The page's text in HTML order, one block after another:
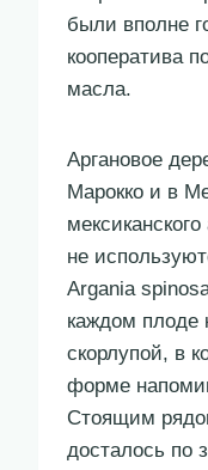
были вполне
кооператива
масла.
Аргановое
Марокко и в
не
Argania
каждом плоде
скорлупой, в
форме
Стоящим
досталось по